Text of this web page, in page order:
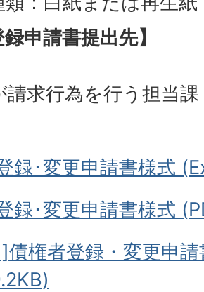
録申請書提出先】
請求行為を行う担当課
録･変更申請書様式
録･変更申請書様式
債権者登録・変更申